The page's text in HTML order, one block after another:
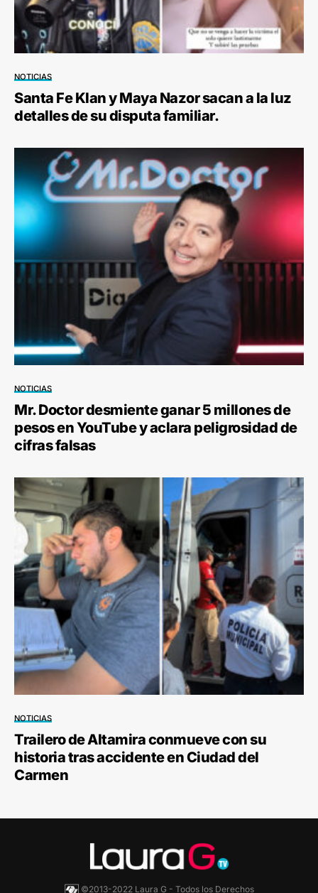
NOTICIAS
Santa Fe Klan y Maya Nazor sacan a la luz
detalles de su disputa familiar.
NOTICIAS
Mr. Doctor desmiente ganar 5 millones de
pesos en YouTube y aclara peligrosidad de
cifras falsas
NOTICIAS
Trailero de Altamira conmueve con su
historia tras accidente en Ciudad del
Carmen
©2013-2022 Laura G - Todos los Derechos